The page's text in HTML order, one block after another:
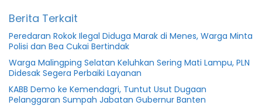
Berita Terkait
Peredaran Rokok Ilegal Diduga Marak di Menes, Warga Minta
Polisi dan Bea Cukai Bertindak
Warga Malingping Selatan Keluhkan Sering Mati Lampu, PLN
Didesak Segera Perbaiki Layanan
KABB Demo ke Kemendagri, Tuntut Usut Dugaan
Pelanggaran Sumpah Jabatan Gubernur Banten